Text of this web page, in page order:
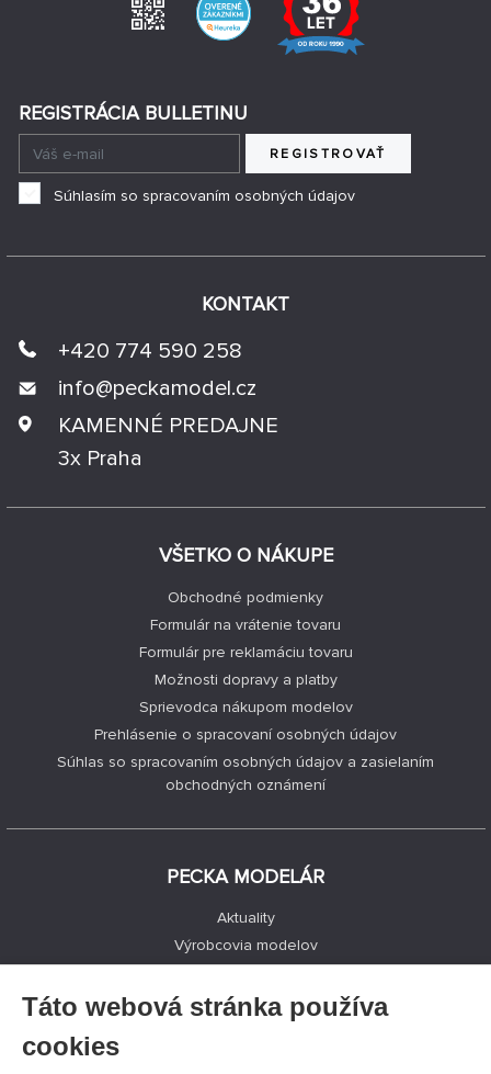
VŠETKO O NÁKUPE
Obchodné podmienky
Formulár na vrátenie tovaru
Formulár pre reklamáciu tovaru
Možnosti dopravy a platby
Sprievodca nákupom modelov
Prehlásenie o spracovaní osobných údajov
Súhlas so spracovaním osobných údajov a zasielaním
obchodných oznámení
PECKA MODELÁR
Aktuality
Výrobcovia modelov
Kontakty
KONTAKT
+420 774 590 258
info@peckamodel.cz
KAMENNÉ PREDAJNE
3x Praha
REGISTRÁCIA BULLETINU
REGISTROVAŤ
Súhlasím so spracovaním osobných údajov
Táto webová stránka používa
cookies